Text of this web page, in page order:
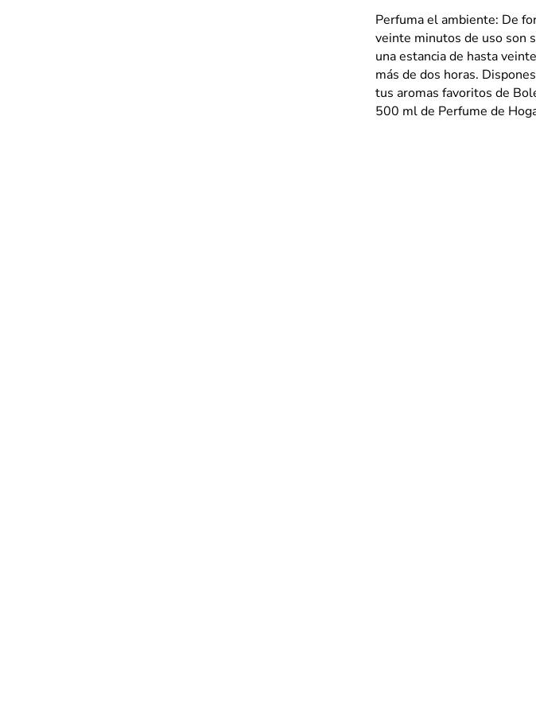
Perfuma el ambiente: De
veinte minutos de uso son
una estancia de hasta
más de dos horas.
tus aromas favoritos de
500 ml de Perfume de